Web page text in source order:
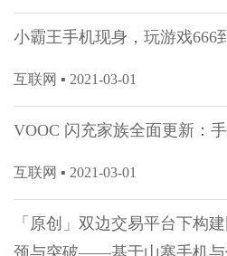
小霸王手机现身，玩游戏666
互联网 ▪ 2021-03-01
VOOC 闪充家族全面更新：
互联网 ▪ 2021-03-01
「原创」双边交易平台下构